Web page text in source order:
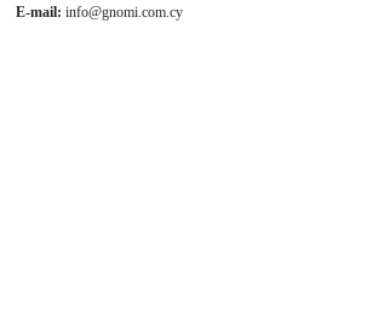
E-mail: info@gnomi.com.cy